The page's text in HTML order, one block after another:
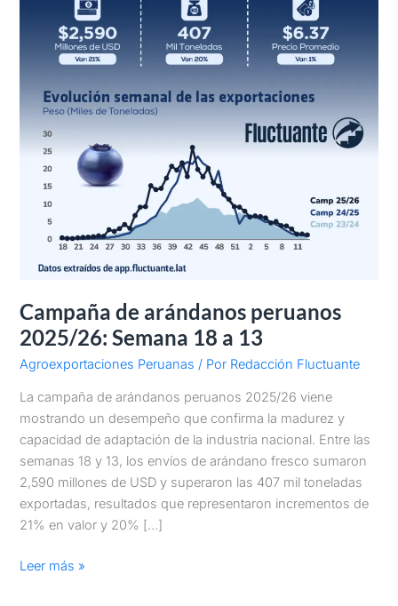
Campaña de arándanos peruanos
2025/26: Semana 18 a 13
Agroexportaciones Peruanas / Por Redacción Fluctuante
La campaña de arándanos peruanos 2025/26 viene
mostrando un desempeño que confirma la madurez y
capacidad de adaptación de la industria nacional. Entre las
semanas 18 y 13, los envíos de arándano fresco sumaron
2,590 millones de USD y superaron las 407 mil toneladas
exportadas, resultados que representaron incrementos de
21% en valor y 20% […]
Leer más »